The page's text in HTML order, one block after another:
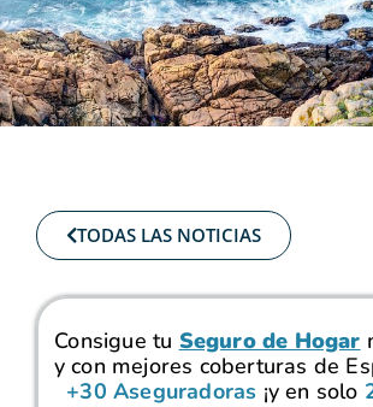
TODAS LAS NOTICIAS
Consigue tu Seguro de Hogar
y con mejores coberturas de
+30 Aseguradoras ¡y en solo